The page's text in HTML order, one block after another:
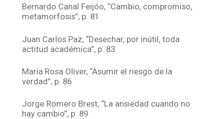
Bernardo Canal Feijóo, “Cambio, compromiso,
metamorfosis”, p. 81
Juan Carlos Paz, “Desechar, por inútil, toda
actitud académica”, p. 83
María Rosa Oliver, “Asumir el riesgo de la
verdad”, p. 86
Jorge Romero Brest, “La ansiedad cuando no
hay cambio”, p. 89